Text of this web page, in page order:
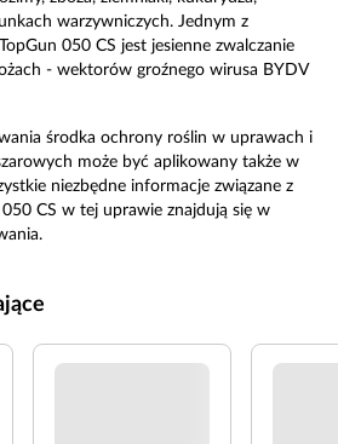
warzywniczych. Jednym z
050 CS jest jesienne zwalczanie
- wektorów groźnego wirusa BYDV
środka ochrony roślin w uprawach i
może być aplikowany także w
niezbędne informacje związane z
CS w tej uprawie znajdują się w